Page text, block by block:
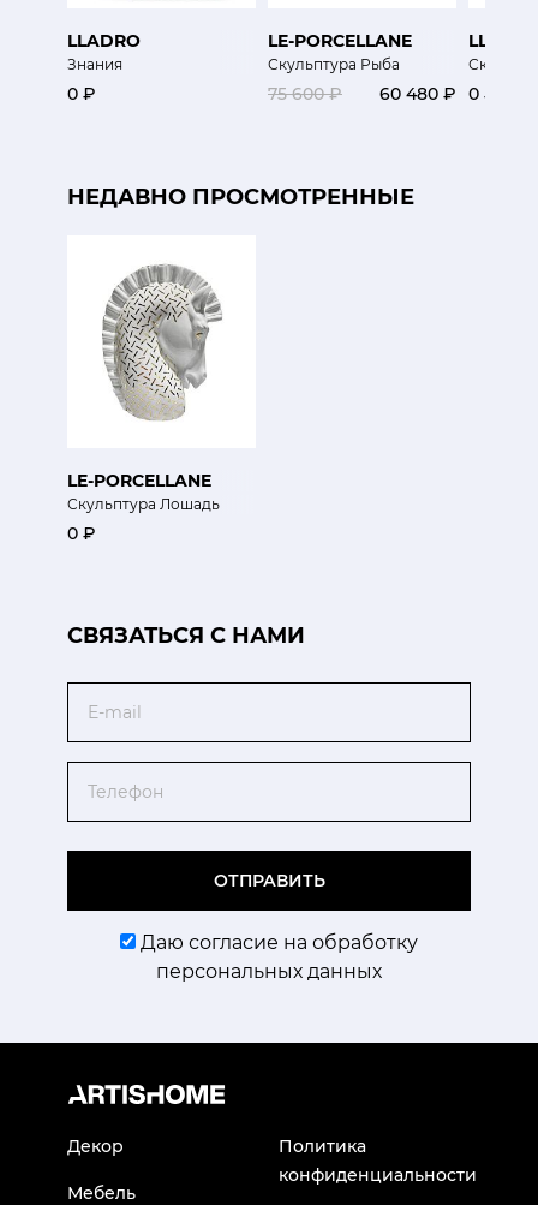
LLADRO
Знания
0 ₽
LE-PORCELLANE
Скульптура Рыба
75 600 ₽ 60 480 ₽ 0 ₽
НЕДАВНО ПРОСМОТРЕННЫЕ
LE-PORCELLANE
Скульптура Лошадь
0 ₽
CВЯЗАТЬСЯ С НАМИ
ОТПРАВИТЬ
Даю согласие на обработку
персональных данных
Декор
Мебель
Политика
конфиденциальности